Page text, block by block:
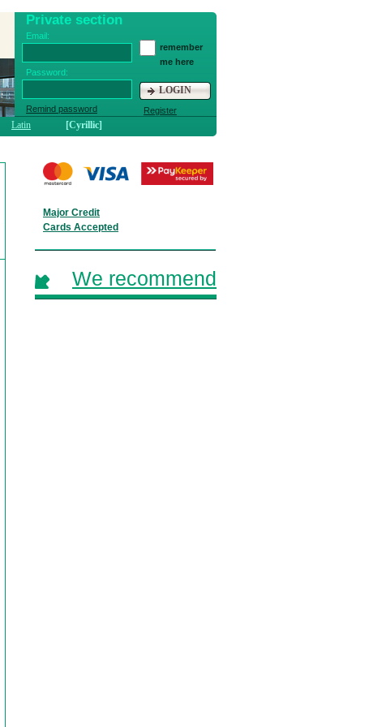
Private section
Email:
Password:
Remind password
remember
me here
LOGIN
Register
Latin [Cyrillic]
Major Credit
Cards Accepted
We recommend